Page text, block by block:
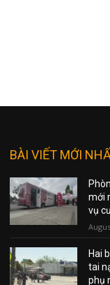
BÀI VIẾT MỚI
mới
vụ
Hai
tai
phụ